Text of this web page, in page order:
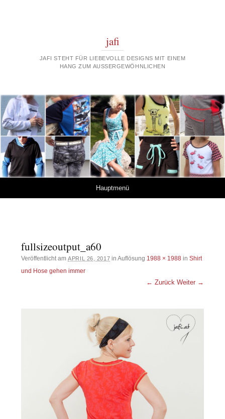
jafi
JAFI STEHT FÜR LIEBEVOLLE DESIGNS MIT EINEM
HANG ZUM AUSSERGEWÖHNLICHEN
Hauptmenü
fullsizeoutput_a60
Veröffentlicht amAPRIL 26, 2017 in Auflösung 1988 × 1988 inShirt
und Hose gehen immer
← Zurück Weiter →